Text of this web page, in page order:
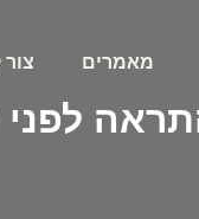
מאמרים